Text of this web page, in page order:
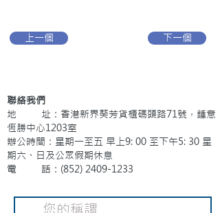
上一個 下一個
聯絡我們
地 址：香港新界葵芳貨櫃碼頭路71號，鍾意
恆勝中心1203室
辦公時間：星期一至五 早上9: 00 至下午5: 30 星
期六、日及公眾假期休息
電 話：(852) 2409-1233